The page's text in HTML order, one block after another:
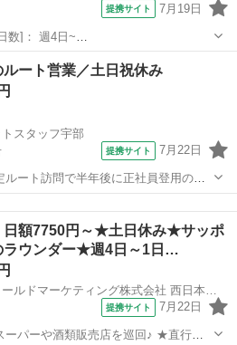
提携サイト 7月19日
[勤務地・最寄
ア選択可 ワールド・ファ...
ート営業／土日祝休み
スタッフ宇部
提携サイト 7月22日
ート訪問で半年後に正社員登用の可
日額7750円～★土日休み★サッポ
ラウンダー★週4日～1日…
提携サイト 7月22日
ーパーや酒類販売店を巡回♪ ★直行直